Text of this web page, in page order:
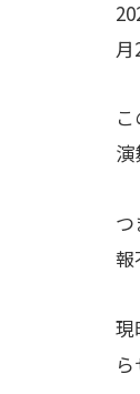
演
報
現